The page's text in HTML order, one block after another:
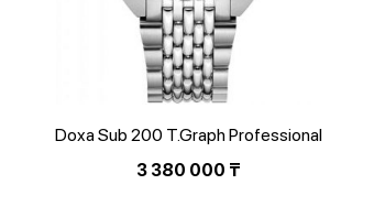
Doxa Sub 200 T.Graph Professional
805.10.351.10
3 380 000 ₸